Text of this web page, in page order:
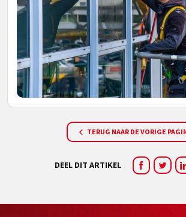
TERUG NAAR DE VORIGE
DEEL DIT ARTIKEL